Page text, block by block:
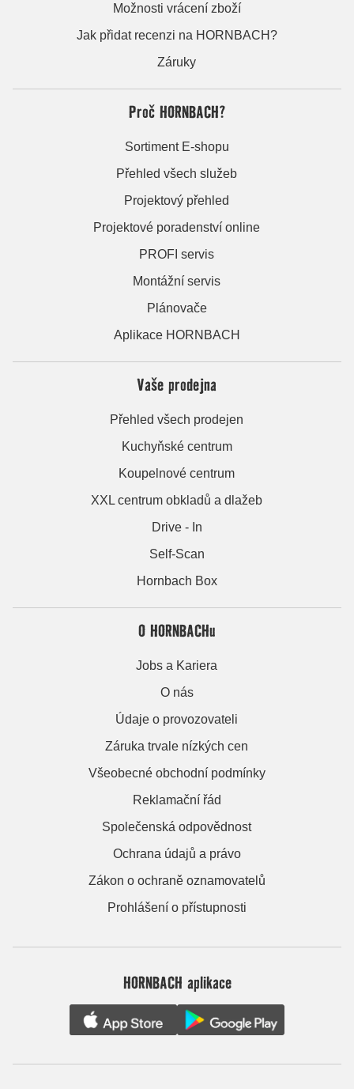
Možnosti vrácení zboží
Jak přidat recenzi na HORNBACH?
Záruky
Proč HORNBACH?
Sortiment E-shopu
Přehled všech služeb
Projektový přehled
Projektové poradenství online
PROFI servis
Montážní servis
Plánovače
Aplikace HORNBACH
Vaše prodejna
Přehled všech prodejen
Kuchyňské centrum
Koupelnové centrum
XXL centrum obkladů a dlažeb
Drive - In
Self-Scan
Hornbach Box
O HORNBACHu
Jobs a Kariera
O nás
Údaje o provozovateli
Záruka trvale nízkých cen
Všeobecné obchodní podmínky
Reklamační řád
Společenská odpovědnost
Ochrana údajů a právo
Zákon o ochraně oznamovatelů
Prohlášení o přístupnosti
HORNBACH aplikace